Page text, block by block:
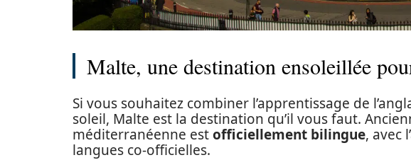
Malte, une destination ensoleillée
Si vous souhaitez combiner l’apprentissage de
soleil, Malte est la destination qu’il vous faut.
méditerranéenne estofficiellement bilingue, avec
langues co-officielles.